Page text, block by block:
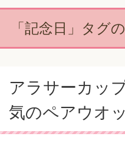
「記念日」タグ
アラサーカッ
気のペアウオ